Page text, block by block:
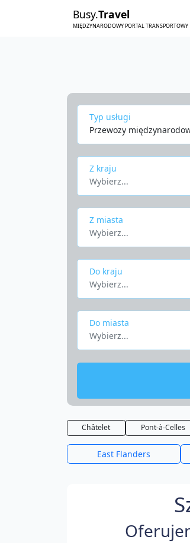
Busy.Travel
MIĘDZYNARODOWY PORTAL TRANSPORTOWY
Typ usługi
Przewozy
Z kraju
Wybierz...
Z miasta
Wybierz...
Do kraju
Wybierz...
Do miasta
Wybierz...
Châtelet Pont-à-Celles
East Flanders